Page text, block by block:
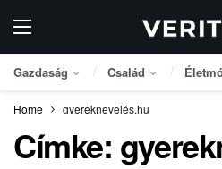
Gazdaság Család
Home gyereknevelés.hu
Címke: